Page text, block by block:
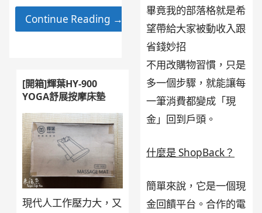
畢竟我的部落格就是希
望帶給大家被動收入跟
省錢妙招
不用改購物習慣，只是
多一個步驟，就能讓每
一筆消費都變成「現
金」回到戶頭。
什麼是 ShopBack？
簡單來說，它是一個現
金回饋平台。合作的電
Continue Reading →
[開箱]輝葉HY-900
YOGA舒展按摩床墊
現代人工作壓力大，又